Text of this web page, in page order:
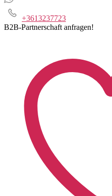
+3613237723
B2B-Partnerschaft anfragen!